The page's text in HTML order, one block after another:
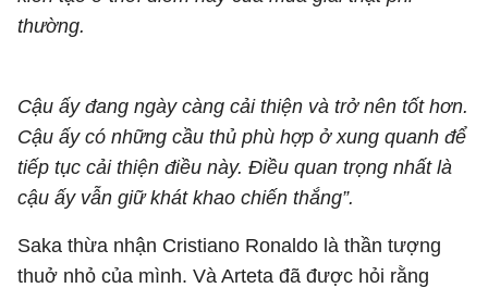
thường.
Cậu ấy đang ngày càng cải thiện và trở nên tốt hơn.
Cậu ấy có những cầu thủ phù hợp ở xung quanh để
tiếp tục cải thiện điều này. Điều quan trọng nhất là
cậu ấy vẫn giữ khát khao chiến thắng”.
Saka thừa nhận Cristiano Ronaldo là thần tượng
thuở nhỏ của mình. Và Arteta đã được hỏi rằng